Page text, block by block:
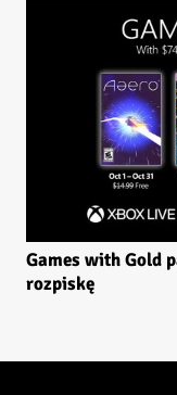
Games with Gold
rozpiskę